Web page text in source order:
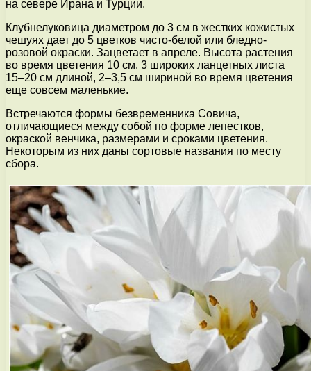
на севере Ирана и Турции.
Клубнелуковица диаметром до 3 см в жестких кожистых
чешуях дает до 5 цветков чисто-белой или бледно-
розовой окраски. Зацветает в апреле. Высота растения
во время цветения 10 см. 3 широких ланцетных листа
15–20 см длиной, 2–3,5 см шириной во время цветения
еще совсем маленькие.
Встречаются формы безвременника Совича,
отличающиеся между собой по форме лепестков,
окраской венчика, размерами и сроками цветения.
Некоторым из них даны сортовые названия по месту
сбора.